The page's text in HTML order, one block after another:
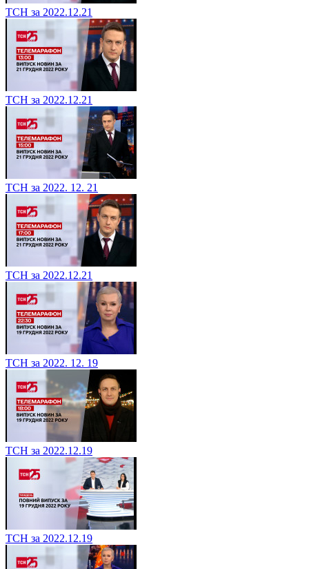
ТСН за 2022.12.21
ТСН за 2022.12.21
ТСН за 2022. 12. 21
ТСН за 2022.12.21
ТСН за 2022. 12. 19
ТСН за 2022.12.19
ТСН за 2022.12.19